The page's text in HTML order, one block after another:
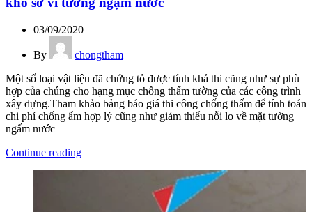
03/09/2020
By
chongtham
Một số loại vật liệu đã chứng tỏ được tính khả thi cũng như sự phù
hợp của chúng cho hạng mục chống thấm tường của các công trình
xây dựng.Tham khảo bảng báo giá thi công chống thấm để tính toán
chi phí chống ẩm hợp lý cũng như giảm thiểu nỗi lo về mặt tường
ngấm nước
Continue reading